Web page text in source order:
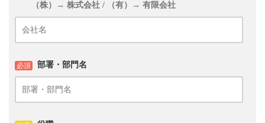
（株）→ 株式会社 / （有）→ 有限会社
必須 部署・部門名